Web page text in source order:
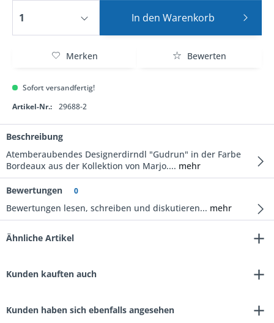
In den Warenkorb
Merken Bewerten
Sofort versandfertig!
Artikel-Nr.:
29688-2
Beschreibung
Atemberaubendes Designerdirndl "Gudrun" in der Farbe
Bordeaux aus der Kollektion von Marjo.... mehr
Bewertungen 0
Bewertungen lesen, schreiben und diskutieren... mehr
Ähnliche Artikel
Kunden kauften auch
Kunden haben sich ebenfalls angesehen